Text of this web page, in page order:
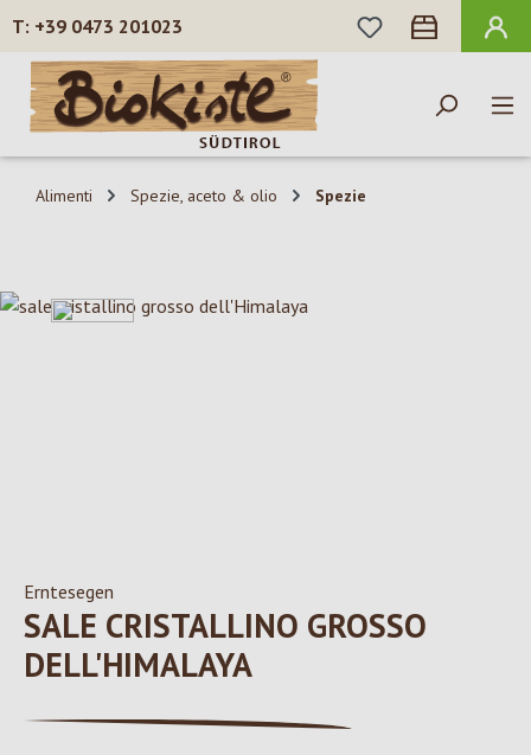
Passa al contenuto principale
+39 0473 201023
HAI 0 ARTICOLI
Alimenti Spezie, aceto & olio Spezie
Salta la galleria di immagini
Erntesegen
SALE CRISTALLINO GROSSO
DELL'HIMALAYA